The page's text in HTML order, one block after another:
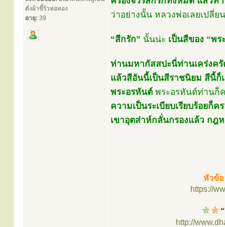
ดั่งผ้าขี้ร้วห่อทอง
อายุ: 39
ว่าอย่างนั้น หลวงพ่อเลยเปลี่ย
“สีกรัก” นั้นน่ะ เป็นสีของ “พ
ท่านมหากัสสปะนี่ท่านเคร่งค
แล้วสีอันนี้เป็นสีราชนิยม สีนี้ก็
พระอรหันต์ พระอรหันต์ท่านก็
ความเป็นระเบียบเรียบร้อยก็
เขาอุตส่าห์กลั่นกรองแล้ว กฎ
หัวข้อ
https://
http://